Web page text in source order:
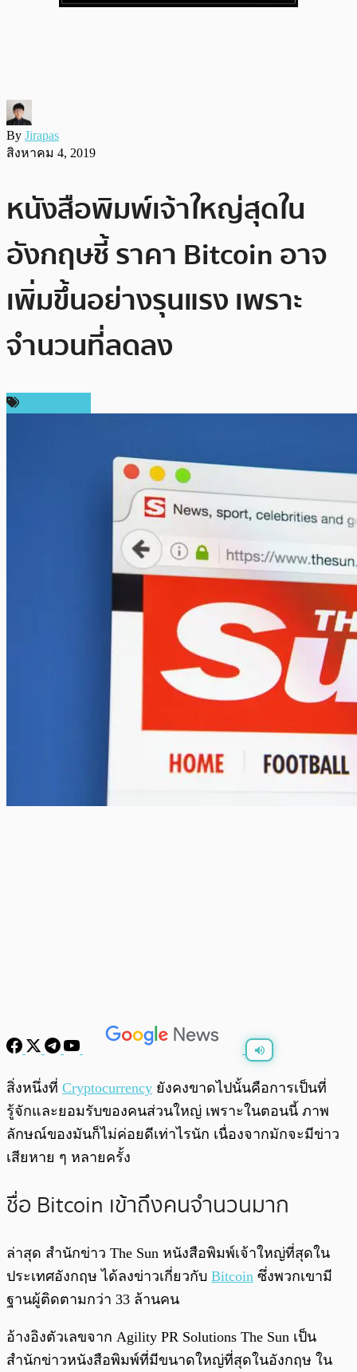
By Jirapas
สิงหาคม 4, 2019
หนังสือพิมพ์เจ้าใหญ่สุดใน
อังกฤษชี้ ราคา Bitcoin อาจ
เพิ่มขึ้นอย่างรุนแรง เพราะ
จำนวนที่ลดลง
พร้อมเล่น /0:00
สิ่งหนึ่งที่ Cryptocurrency ยังคงขาดไปนั้นคือการเป็นที่
รู้จักและยอมรับของคนส่วนใหญ่ เพราะในตอนนี้ ภาพ
ลักษณ์ของมันก็ไม่ค่อยดีเท่าไรนัก เนื่องจากมักจะมีข่าว
เสียหาย ๆ หลายครั้ง
ชื่อ Bitcoin เข้าถึงคนจำนวนมาก
ล่าสุด สำนักข่าว The Sun หนังสือพิมพ์เจ้าใหญ่ที่สุดใน
ประเทศอังกฤษ ได้ลงข่าวเกี่ยวกับ Bitcoin ซึ่งพวกเขามี
ฐานผู้ติดตามกว่า 33 ล้านคน
อ้างอิงตัวเลขจาก Agility PR Solutions The Sun เป็น
สำนักข่าวหนังสือพิมพ์ที่มีขนาดใหญ่ที่สุดในอังกฤษ ใน